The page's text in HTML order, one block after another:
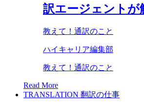
訳エージェントが
教えて！通訳のこと
ハイキャリア編集部
教えて！通訳のこと
Read More
TRANSLATION 翻訳の仕事